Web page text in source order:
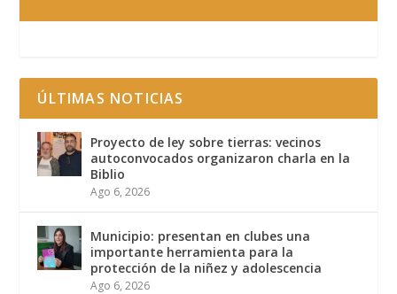
ÚLTIMAS NOTICIAS
Proyecto de ley sobre tierras: vecinos
autoconvocados organizaron charla en la
Biblio
Ago 6, 2026
Municipio: presentan en clubes una
importante herramienta para la
protección de la niñez y adolescencia
Ago 6, 2026